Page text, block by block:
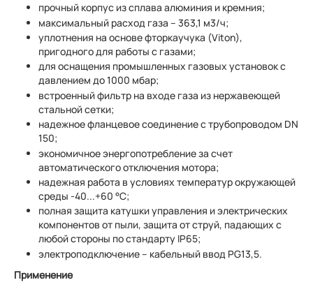
прочный корпус из сплава алюминия и кремния;
максимальный расход газа – 363,1 м3/ч;
уплотнения на основе фторкаучука (Viton),
пригодного для работы с газами;
для оснащения промышленных газовых установок с
давлением до 1000 мбар;
встроенный фильтр на входе газа из нержавеющей
стальной сетки;
надежное фланцевое соединение с трубопроводом DN
150;
экономичное энергопотребление за счет
автоматического отключения мотора;
надежная работа в условиях температур окружающей
среды -40...+60 °C;
полная защита катушки управления и электрических
компонентов от пыли, защита от струй, падающих с
любой стороны по стандарту IP65;
электроподключение – кабельный ввод PG13,5.
Применение